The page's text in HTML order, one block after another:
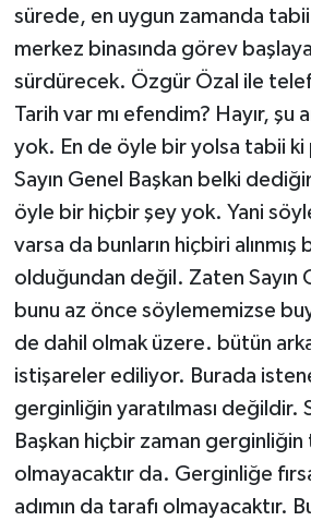
sürede, en uygun zamanda
merkez binasında görev
sürdürecek. Özgür Özal ile
Tarih var mı efendim? Hayır, şu
yok. En de öyle bir yolsa tabii ki
Sayın Genel Başkan belki
öyle bir hiçbir şey yok. Yani
varsa da bunların hiçbiri alınmış
olduğundan değil. Zaten Sayın
bunu az önce söylememizse
de dahil olmak üzere. bütün
istişareler ediliyor. Burada
gerginliğin yaratılması değildir.
Başkan hiçbir zaman gerginliğin
olmayacaktır da. Gerginliğe
adımın da tarafı olmayacaktır.